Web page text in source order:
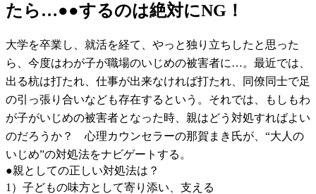
たら…●●するのは絶対にNG！
大学を卒業し、就活を経て、やっと独り立ちしたと思った
ら、今度はわが子が職場のいじめの被害者に…。最近では、
出る杭は打たれ、仕事が出来なければ打たれ、同僚同士で足
の引っ張り合いなども存在するという。それでは、もしもわ
が子がいじめの被害者となった時、親はどう対処すればよい
のだろうか？ 心理カウンセラーの那賀まき氏が、“大人の
いじめ”の対処法をナビゲートする。
●親としての正しい対処法は？
1）子どもの味方として寄り添い、支える